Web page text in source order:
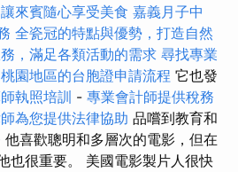
來賓隨心享受美食 嘉義月子中
全瓷冠的特點與優勢，打造自然
，滿足各類活動的需求 尋找專業
桃園地區的台胞證申請流程 它也發
執照培訓 - 專業會計師提供稅務
為您提供法律協助 品嚐到教育和
他喜歡聰明和多層次的電影，但在
也很重要。 美國電影製片人很快